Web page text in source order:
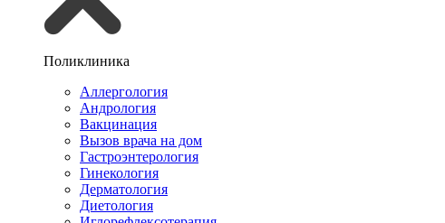
Поликлиника
Аллергология
Андрология
Вакцинация
Вызов врача на дом
Гастроэнтерология
Гинекология
Дерматология
Диетология